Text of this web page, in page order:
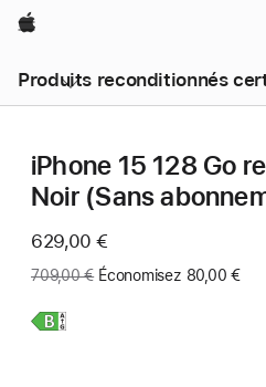
Apple
Produits reconditionnés
iPhone 15 128 Go
Noir (Sans
Maintenant
629,00 €
Ancien
:
709,00 € Économisez 80,00 €
En